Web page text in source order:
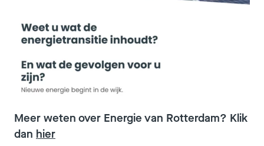
Meer weten over Energie van Rotterdam? Klik
dan hier